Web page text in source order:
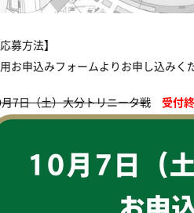
応募方法】
お申込みフォームよりお申し込みく
月7日（土）大分トリニータ戦 受付